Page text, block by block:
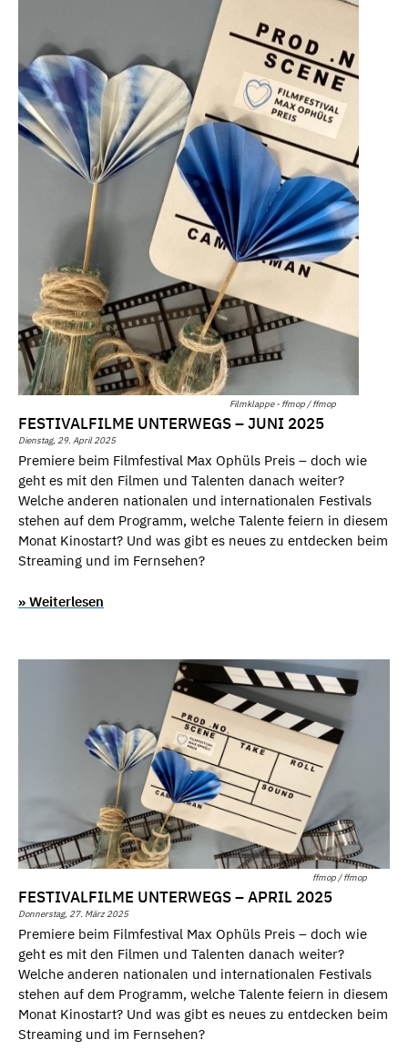
Filmklappe - ffmop / ffmop
FESTIVALFILME UNTERWEGS – JUNI 2025
Dienstag, 29. April 2025
Premiere beim Filmfestival Max Ophüls Preis – doch wie
geht es mit den Filmen und Talenten danach weiter?
Welche anderen nationalen und internationalen Festivals
stehen auf dem Programm, welche Talente feiern in diesem
Monat Kinostart? Und was gibt es neues zu entdecken beim
Streaming und im Fernsehen?
» Weiterlesen
ffmop / ffmop
FESTIVALFILME UNTERWEGS – APRIL 2025
Donnerstag, 27. März 2025
Premiere beim Filmfestival Max Ophüls Preis – doch wie
geht es mit den Filmen und Talenten danach weiter?
Welche anderen nationalen und internationalen Festivals
stehen auf dem Programm, welche Talente feiern in diesem
Monat Kinostart? Und was gibt es neues zu entdecken beim
Streaming und im Fernsehen?